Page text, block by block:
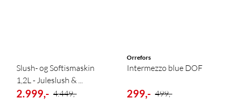
Slush- og Softismaskin
1,2L - Juleslush & ...
2.999,- 4.449,-
Orrefors
Intermezzo blue DOF
299,- 499,-